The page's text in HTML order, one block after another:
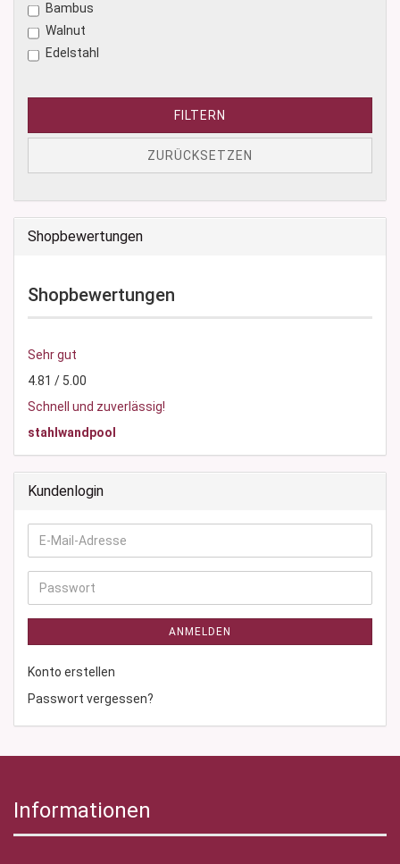
Bambus
Walnut
Edelstahl
FILTERN
ZURÜCKSETZEN
Shopbewertungen
Shopbewertungen
Sehr gut
4.81 / 5.00
Schnell und zuverlässig!
stahlwandpool
Kundenlogin
E-
Mail-
Adresse
Passwort
ANMELDEN
Konto erstellen
Passwort vergessen?
Informationen